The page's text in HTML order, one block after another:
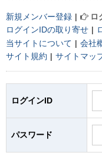
新規メンバー登録 ロ
ログインIDの取り寄せ
当サイトについて
会社
サイト規約
サイトマッ
ログインID
パスワード